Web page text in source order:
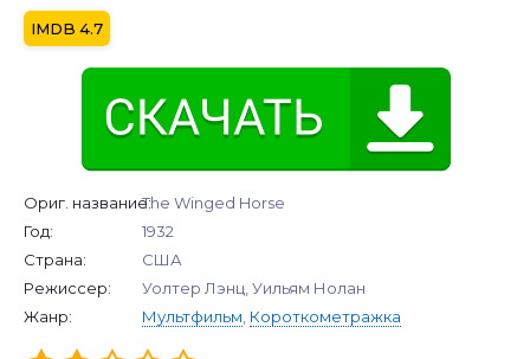
4.7
Ориг. название:The Winged Horse
Год:
1932
Страна:
США
Режиссер:
Уолтер Лэнц, Уильям Нолан
Жанр:
Мультфильм Короткометражка